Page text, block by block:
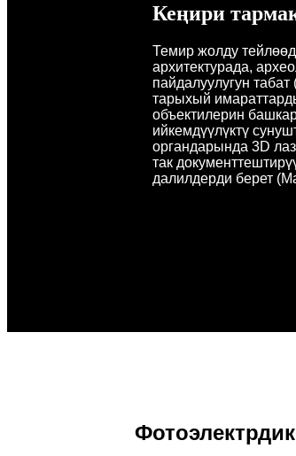
Кеңири
Темир жолду
архитектурада,
пайдалуулугун
тарыхый
объектилерин
ийкемдүүлүктү
органдарында 3D
так
далилдерди берет